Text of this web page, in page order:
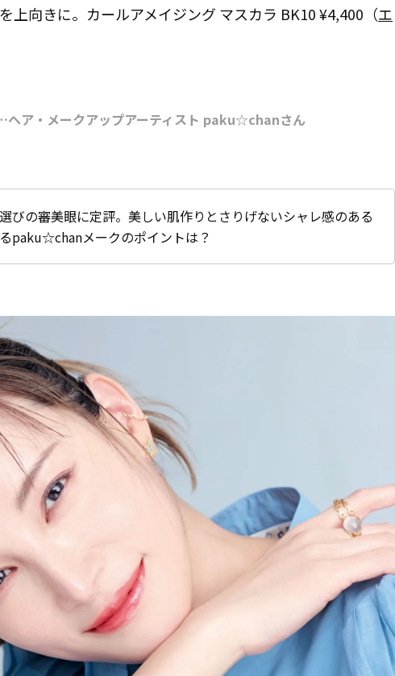
上向きに。カールアメイジング マスカラ BK10 ¥4,400（エ
ア・メークアップアーティスト paku☆chanさん
びの審美眼に定評。美しい肌作りとさりげないシャレ感のある
paku☆chanメークのポイントは？